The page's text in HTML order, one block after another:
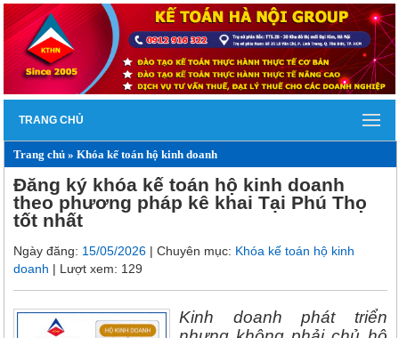
TRANG CHỦ
Trang chủ »Khóa kế toán hộ kinh doanh
Đăng ký khóa kế toán hộ kinh doanh
theo phương pháp kê khai Tại Phú Thọ
tốt nhất
Ngày đăng: 15/05/2026 | Chuyên mục: Khóa kế toán hộ kinh
doanh | Lượt xem: 129
Kinh doanh phát triển